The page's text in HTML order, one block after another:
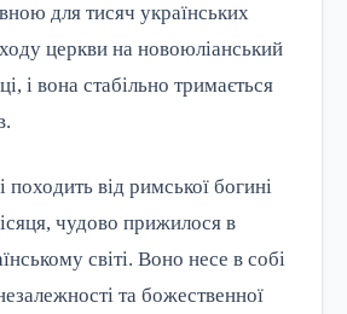
для тисяч українських
церкви на новоюліанський
і вона стабільно тримається
походить від римської богині
чудово прижилося в
світі. Воно несе в собі
та божественної